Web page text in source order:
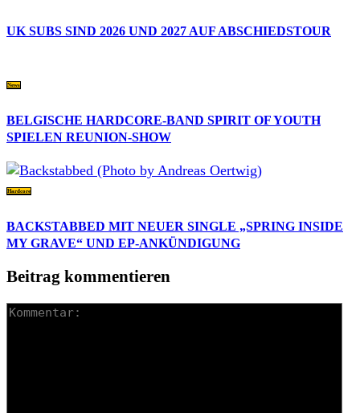
UK SUBS SIND 2026 UND 2027 AUF ABSCHIEDSTOUR
News
BELGISCHE HARDCORE-BAND SPIRIT OF YOUTH
SPIELEN REUNION-SHOW
Hardcore
BACKSTABBED MIT NEUER SINGLE „SPRING INSIDE
MY GRAVE“ UND EP-ANKÜNDIGUNG
Beitrag kommentieren